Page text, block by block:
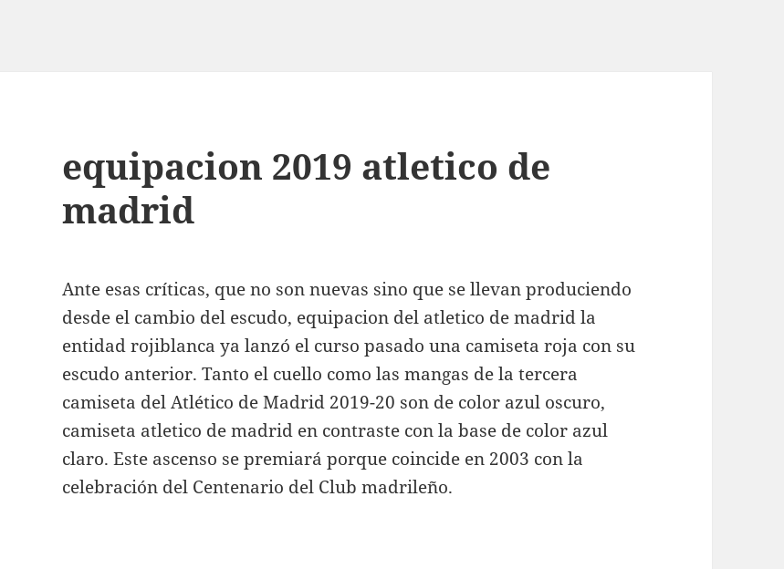
equipacion 2019 atletico de
madrid
Ante esas críticas, que no son nuevas sino que se llevan produciendo
desde el cambio del escudo, equipacion del atletico de madrid la
entidad rojiblanca ya lanzó el curso pasado una camiseta roja con su
escudo anterior. Tanto el cuello como las mangas de la tercera
camiseta del Atlético de Madrid 2019-20 son de color azul oscuro,
camiseta atletico de madrid en contraste con la base de color azul
claro. Este ascenso se premiará porque coincide en 2003 con la
celebración del Centenario del Club madrileño.